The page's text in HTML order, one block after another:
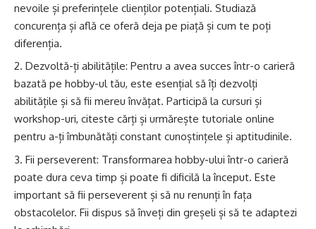
nevoile și preferințele clienților potențiali. Studiază
concurența și află ce oferă deja pe piață și cum te poți
diferenția.
Dezvoltă-ți abilitățile: Pentru a avea succes într-o carieră
bazată pe hobby-ul tău, este esențial să îți dezvolți
abilitățile și să fii mereu învățat. Participă la cursuri și
workshop-uri, citeste cărți și urmărește tutoriale online
pentru a-ți îmbunătăți constant cunoștințele și aptitudinile.
Fii perseverent: Transformarea hobby-ului într-o carieră
poate dura ceva timp și poate fi dificilă la început. Este
important să fii perseverent și să nu renunți în fața
obstacolelor. Fii dispus să înveți din greșeli și să te adaptezi